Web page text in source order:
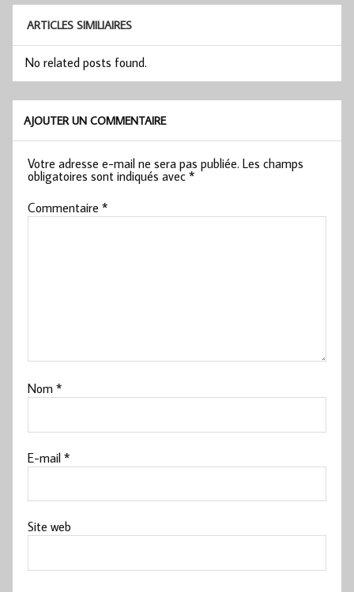
ARTICLES SIMILIAIRES
No related posts found.
AJOUTER UN COMMENTAIRE
Votre adresse e-mail ne sera pas publiée. Les champs
obligatoires sont indiqués avec*
Commentaire*
Nom*
E-mail*
Site web